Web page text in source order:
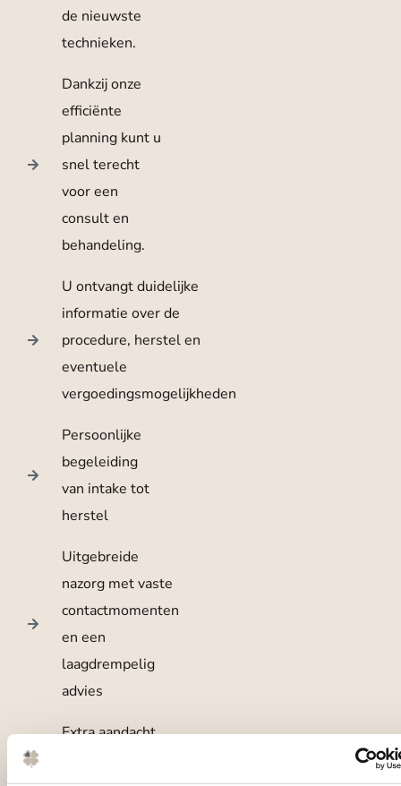
de nieuwste
technieken.
Dankzij onze
efficiënte
planning kunt u
snel terecht
voor een
consult en
behandeling.
U ontvangt duidelijke
informatie over de
procedure, herstel en
eventuele
vergoedingsmogelijkheden
Persoonlijke
begeleiding
van intake tot
herstel
Uitgebreide
nazorg met vaste
contactmomenten
en een
laagdrempelig
advies
Extra aandacht